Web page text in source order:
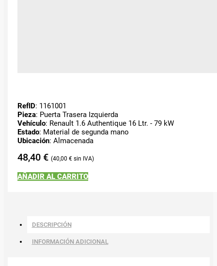
RefID: 1161001
Pieza: Puerta Trasera Izquierda
Vehículo: Renault 1.6 Authentique 16 Ltr. - 79 kW
Estado: Material de segunda mano
Ubicación: Almacenada
48,40 € 40,00 €
AÑADIR AL CARRITO
DESCRIPCIÓN
INFORMACIÓN ADICIONAL